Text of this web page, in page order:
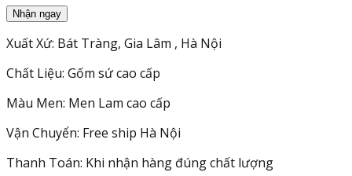
Xuất Xứ: Bát Tràng, Gia Lâm , Hà Nội
Chất Liệu: Gốm sứ cao cấp
Màu Men: Men Lam cao cấp
Vận Chuyển: Free ship Hà Nội
Thanh Toán: Khi nhận hàng đúng chất lượng